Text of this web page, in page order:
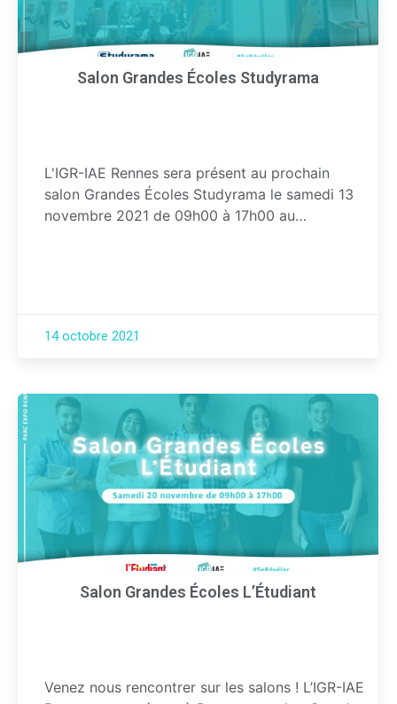
Salon Grandes Écoles Studyrama
L'IGR-IAE Rennes sera présent au prochain
salon Grandes Écoles Studyrama le samedi 13
novembre 2021 de 09h00 à 17h00 au…
14 octobre 2021
Salon Grandes Écoles L’Étudiant
Venez nous rencontrer sur les salons ! L’IGR-IAE